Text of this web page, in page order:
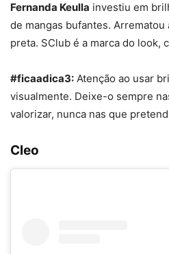
Fernanda Keulla investiu em
de mangas bufantes. Arrematou
preta. SClub é a marca do look,
#ficaadica3: Atenção ao usar
visualmente. Deixe-o sempre
valorizar, nunca nas que
Cleo